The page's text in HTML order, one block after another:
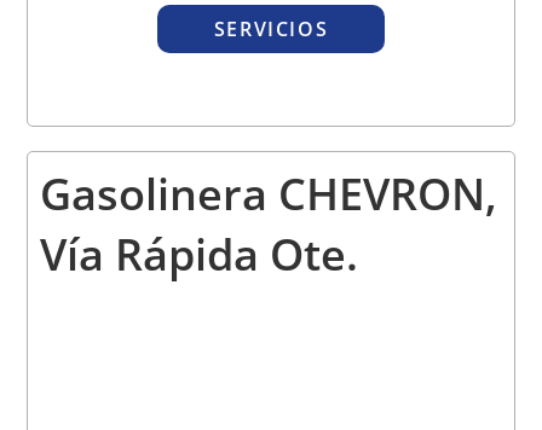
SERVICIOS
Gasolinera CHEVRON,
Vía Rápida Ote.